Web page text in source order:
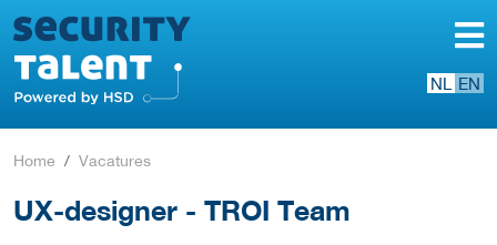
NL EN
Home Vacatures
UX-designer - TROI Team